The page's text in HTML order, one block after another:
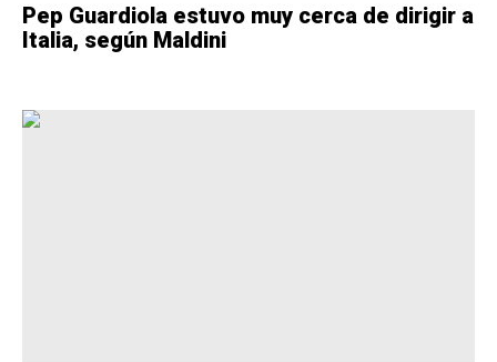
Pep Guardiola estuvo muy cerca de dirigir a
Italia, según Maldini